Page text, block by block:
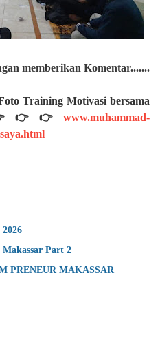
memberikan Komentar.......
Training Motivasi bersama
👉👉👉 www.muhammad-
Part 2
PRENEUR MAKASSAR